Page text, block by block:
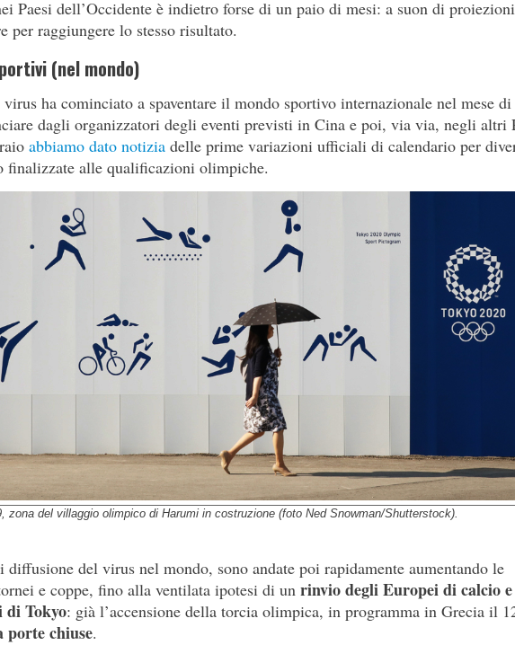
Paesi dell’Occidente è indietro forse di un paio di mesi: a suon di
per raggiungere lo stesso risultato.
(nel mondo)
ha cominciato a spaventare il mondo sportivo internazionale nel mese di
dagli organizzatori degli eventi previsti in Cina e poi, via via, negli altri
abbiamo dato notizia delle prime variazioni ufficiali di calendario per
finalizzate alle qualificazioni olimpiche.
zona del villaggio olimpico di Harumi in costruzione (foto Ned Snowman/Shutterstock).
del virus nel mondo, sono andate poi rapidamente aumentando le
e coppe, fino alla ventilata ipotesi di un rinvio degli Europei di calcio
di Tokyo: già l’accensione della torcia olimpica, in programma in Grecia il
porte chiuse.